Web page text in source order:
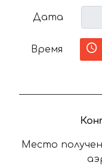
Дата
Время
Место